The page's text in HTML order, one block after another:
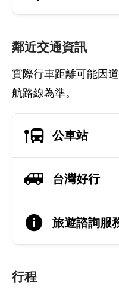
鄰近交通資訊
實際行車距離可能因
航路線為準。
公車站
台灣好行
旅遊諮詢服
行程